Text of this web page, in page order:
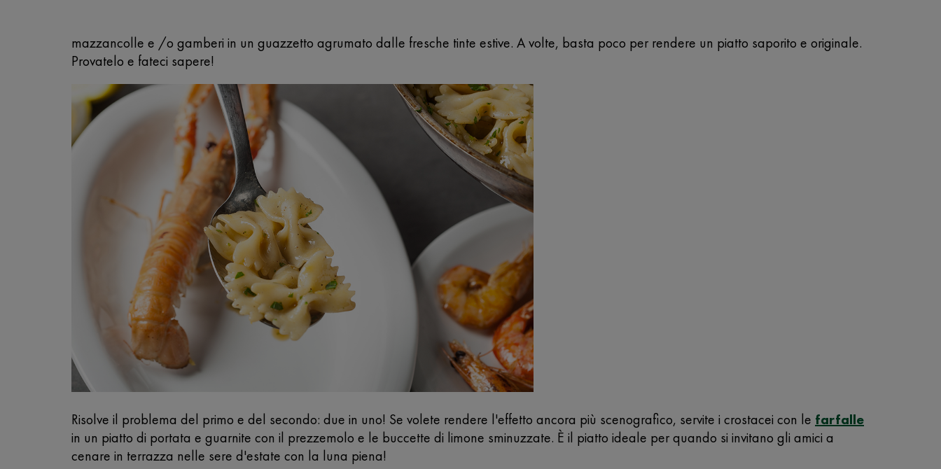
mazzancolle e /o gamberi in un guazzetto agrumato dalle fresche tinte estive. A volte, basta poco per rendere un piatto saporito e originale.
Provatelo e fateci sapere!
Risolve il problema del primo e del secondo: due in uno! Se volete rendere l'effetto ancora più scenografico, servite i crostacei con le farfalle
in un piatto di portata e guarnite con il prezzemolo e le buccette di limone sminuzzate. È il piatto ideale per quando si invitano gli amici a
cenare in terrazza nelle sere d'estate con la luna piena!